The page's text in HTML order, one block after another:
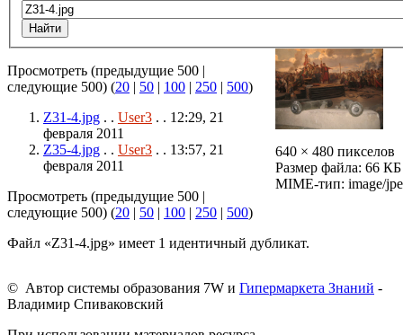
640 × 480 пикселов
Размер файла: 66 КБ
MIME-тип: image/
Просмотреть (предыдущие 500 |
следующие 500) (20 | 50 | 100 | 250 | 500)
Z31-4.jpg . . User3 . . 12:29, 21
февраля 2011
Z35-4.jpg . . User3 . . 13:57, 21
февраля 2011
Просмотреть (предыдущие 500 |
следующие 500) (20 | 50 | 100 | 250 | 500)
Файл «Z31-4.jpg» имеет 1 идентичный дубликат.
© Автор системы образования 7W и Гипермаркета Знаний -
Владимир Спиваковский